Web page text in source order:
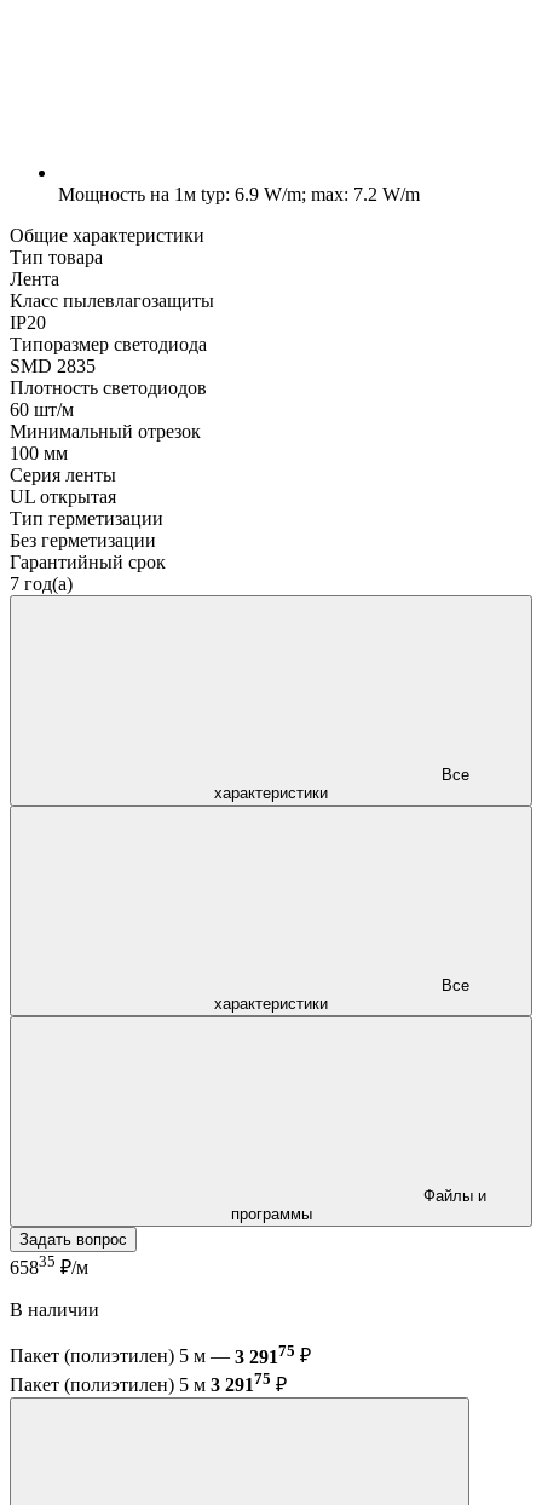
Мощность на 1м typ: 6.9 W/m; max: 7.2 W/m
Общие характеристики
Тип товара
Лента
Класс пылевлагозащиты
IP20
Типоразмер светодиода
SMD 2835
Плотность светодиодов
60 шт/м
Минимальный отрезок
100 мм
Серия ленты
UL открытая
Тип герметизации
Без герметизации
Гарантийный срок
7 год(а)
характеристики
характеристики
программы
Задать вопрос
65835 ₽/м
В наличии
Пакет (полиэтилен) 5 м — 3 29175 ₽
Пакет (полиэтилен) 5 м 3 29175 ₽